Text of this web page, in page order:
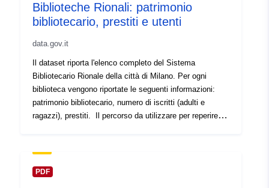
Biblioteche Rionali: patrimonio
bibliotecario, prestiti e utenti
data.gov.it
Il dataset riporta l'elenco completo del Sistema
Bibliotecario Rionale della città di Milano. Per ogni
biblioteca vengono riportate le seguenti informazioni:
patrimonio bibliotecario, numero di iscritti (adulti e
ragazzi), prestiti. Il percorso da utilizzare per reperire il
**https://milanostatistica.comune.milano.it - Istruzione e
Cultura - Cultura - Biblioteche - Rionali e Sormani**
PDF